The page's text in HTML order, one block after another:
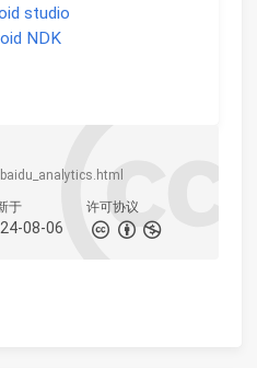
studio
NDK
于
08-06
许可协议